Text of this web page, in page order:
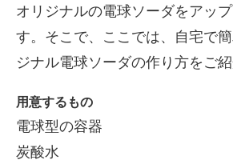
オリジナルの電球ソーダをアッ
す。そこで、ここでは、自宅で
ジナル電球ソーダの作り方をご紹
用意するもの
電球型の容器
炭酸水